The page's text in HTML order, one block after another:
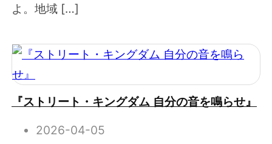
よ。地域 […]
『ストリート・キングダム 自分の音を鳴らせ』
2026-04-05